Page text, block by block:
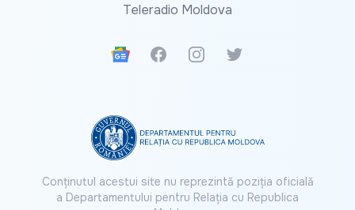
Teleradio Moldova
Google News
FacebookInstagramTwitter
Conținutul acestui site nu reprezintă poziția oficială
a Departamentului pentru Relația cu Republica